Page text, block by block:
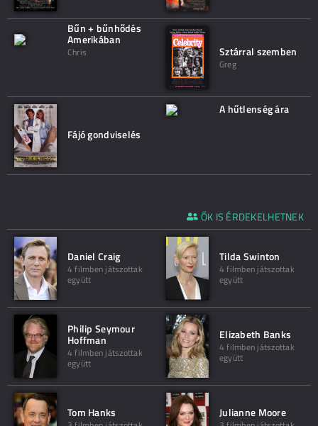
Bűn + bűnhődés
Amerikában
Chris Sztárral szemben
Greg
Fájó gondviselés
A hűtlenség ára
ŐK IS ÉRDEKELHETNEK
Daniel Craig
4 filmben játszottak
együtt
Tilda Swinton
4 filmben játszottak
együtt
Philip Seymour
Hoffman
4 filmben játszottak
együtt
Elizabeth Banks
4 filmben játszottak
együtt
Tom Hanks Julianne Moore